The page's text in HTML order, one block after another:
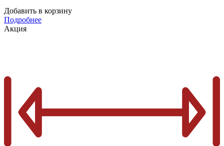
Добавить в корзину
Подробнее
Акция